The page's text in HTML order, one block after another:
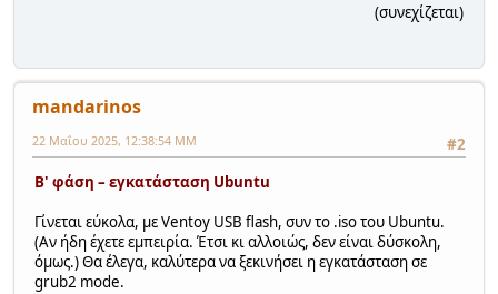
(συνεχίζεται)
mandarinos
#2
22 Μαΐου 2025, 12:38:54 ΜΜ
Β' φάση – εγκατάσταση Ubuntu
Γίνεται εύκολα, με Ventoy USB flash, συν το .iso του Ubuntu.
(Αν ήδη έχετε εμπειρία. Έτσι κι αλλοιώς, δεν είναι δύσκολη,
όμως.) Θα έλεγα, καλύτερα να ξεκινήσει η εγκατάσταση σε
grub2 mode.